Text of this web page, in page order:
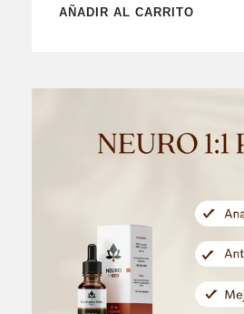
AÑADIR AL CARRITO